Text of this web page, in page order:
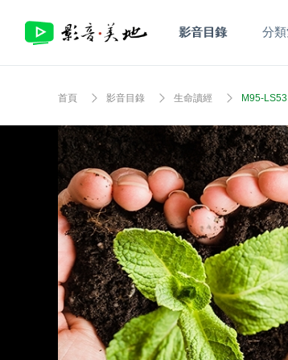
影音目錄 分類
首頁 影音目錄 生命讀經 M95-